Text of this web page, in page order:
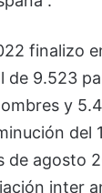
finalizo
de 9.523
y
del
de agosto
inter